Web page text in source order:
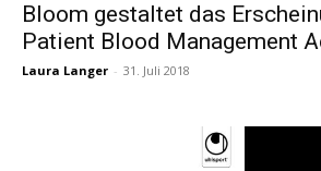
Bloom gestaltet das
Patient Blood Management
Laura Langer - 31. Juli 2018